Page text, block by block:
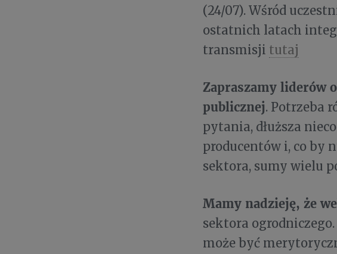
(24/07). Wśród
ostatnich latach
transmisji tutaj
Zapraszamy liderów
publicznej. Potrzeba
pytania, dłuższa
producentów i, co by
sektora, sumy wielu
Mamy nadzieję, że
sektora
może być